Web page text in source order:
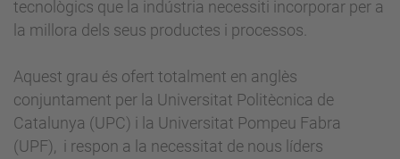
tecnològics que la indústria necessiti incorporar per a
la millora dels seus productes i processos.
Aquest grau és ofert totalment en anglès
conjuntament per la Universitat Politècnica de
Catalunya (UPC) i la Universitat Pompeu Fabra
(UPF), i respon a la necessitat de nous líders